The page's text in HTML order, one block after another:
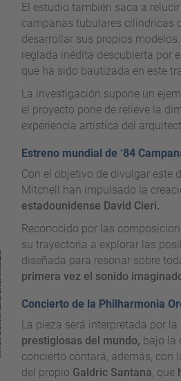
El estudio también saca a
campanas tubulares cilíndricas
desarrollar sus propios
reglada inédita descubierta por
que ha sido bautizada en este
La investigación supone un
el proyecto pone de relieve la
experiencia artística del
Estreno mundial de ‘84
Con el objetivo de divulgar este
Mitchell han impulsado la
estadounidense David Cieri.
Reconocido por las
su trayectoria a explorar las
diseñada para resonar sobre
primera vez el sonido
Concierto de la Philharmonia
La pieza será interpretada por la
prestigiosas del mundo, bajo la
concierto contará, además, con
del propio Galdric Santana, que